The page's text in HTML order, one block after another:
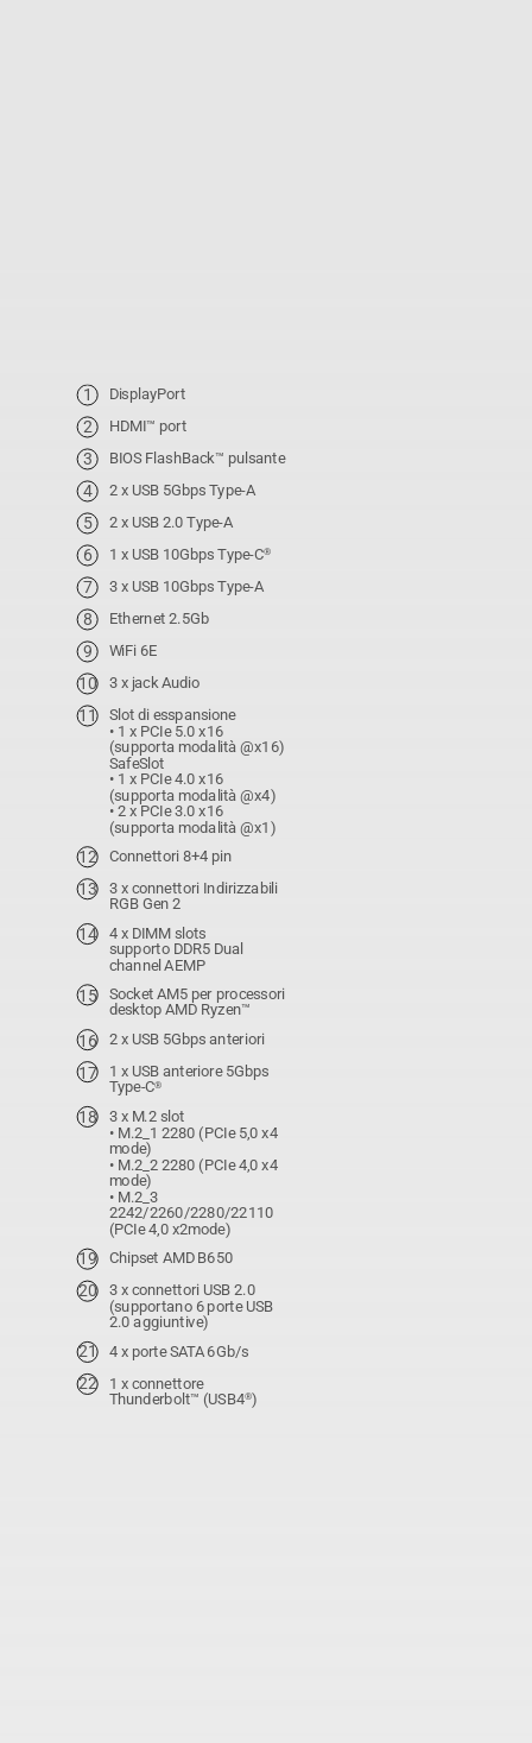
DisplayPort
HDMI™ port
BIOS FlashBack™ pulsante
2 x USB 5Gbps Type-A
2 x USB 2.0 Type-A
1 x USB 10Gbps Type-C®
3 x USB 10Gbps Type-A
Ethernet 2.5Gb
WiFi 6E
3 x jack Audio
Slot di esspansione
• 1 x PCIe 5.0 x16
(supporta modalità @x16)
SafeSlot
• 1 x PCIe 4.0 x16
(supporta modalità @x4)
• 2 x PCIe 3.0 x16
(supporta modalità @x1)
Connettori 8+4 pin
3 x connettori Indirizzabili
RGB Gen 2
4 x DIMM slots
supporto DDR5 Dual
channel AEMP
Socket AM5 per processori
desktop AMD Ryzen™
2 x USB 5Gbps anteriori
1 x USB anteriore 5Gbps
Type-C®
3 x M.2 slot
• M.2_1 2280 (PCIe 5,0 x4
mode)
• M.2_2 2280 (PCIe 4,0 x4
mode)
• M.2_3
2242/2260/2280/22110
(PCIe 4,0 x2mode)
Chipset AMD B650
3 x connettori USB 2.0
(supportano 6 porte USB
2.0 aggiuntive)
4 x porte SATA 6Gb/s
1 x connettore
Thunderbolt™ (USB4®)